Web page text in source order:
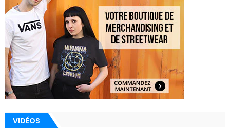
VIDÉOS